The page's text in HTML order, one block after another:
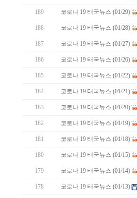
189 코로나 19 태국뉴스 (01/29)
188 코로나 19 태국뉴스 (01/28)
187 코로나 19 태국뉴스 (01/27)
186 코로나 19 태국뉴스 (01/26)
185 코로나 19 태국뉴스 (01/22)
184 코로나 19 태국뉴스 (01/21)
183 코로나 19 태국뉴스 (01/20)
182 코로나 19 태국뉴스 (01/19)
181 코로나 19 태국뉴스 (01/18)
180 코로나 19 태국뉴스 (01/15)
179 코로나 19 태국뉴스 (01/14)
178 코로나 19 태국뉴스 (01/13)